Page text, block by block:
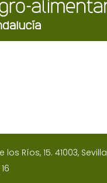
Ríos, 15. 41003, Sevilla